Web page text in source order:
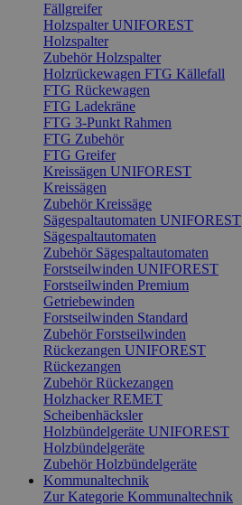
Fällgreifer
Holzspalter UNIFOREST
Holzspalter
Zubehör Holzspalter
Holzrückewagen FTG Källefall
FTG Rückewagen
FTG Ladekräne
FTG 3-Punkt Rahmen
FTG Zubehör
FTG Greifer
Kreissägen UNIFOREST
Kreissägen
Zubehör Kreissäge
Sägespaltautomaten UNIFOREST
Sägespaltautomaten
Zubehör Sägespaltautomaten
Forstseilwinden UNIFOREST
Forstseilwinden Premium
Getriebewinden
Forstseilwinden Standard
Zubehör Forstseilwinden
Rückezangen UNIFOREST
Rückezangen
Zubehör Rückezangen
Holzhacker REMET
Scheibenhäcksler
Holzbündelgeräte UNIFOREST
Holzbündelgeräte
Zubehör Holzbündelgeräte
Kommunaltechnik
Zur Kategorie Kommunaltechnik